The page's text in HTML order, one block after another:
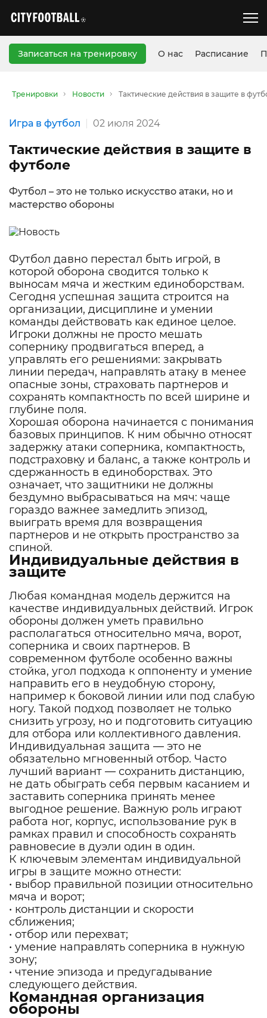
Записаться на тренировку О нас Расписание
Тренировки Новости Тактические действия в защите в
Игра в футбол 02 июля 2024
Тактические действия в защите в
футболе
Футбол – это не только искусство атаки, но и
мастерство обороны
Футбол давно перестал быть игрой, в
которой оборона сводится только к
выносам мяча и жестким единоборствам.
Сегодня успешная защита строится на
организации, дисциплине и умении
команды действовать как единое целое.
Игроки должны не просто мешать
сопернику продвигаться вперед, а
управлять его решениями: закрывать
линии передач, направлять атаку в менее
опасные зоны, страховать партнеров и
сохранять компактность по всей ширине и
глубине поля.
Хорошая оборона начинается с понимания
базовых принципов. К ним обычно относят
задержку атаки соперника, компактность,
подстраховку и баланс, а также контроль и
сдержанность в единоборствах. Это
означает, что защитники не должны
бездумно выбрасываться на мяч: чаще
гораздо важнее замедлить эпизод,
выиграть время для возвращения
партнеров и не открыть пространство за
спиной.
Индивидуальные действия в
защите
Любая командная модель держится на
качестве индивидуальных действий. Игрок
обороны должен уметь правильно
располагаться относительно мяча, ворот,
соперника и своих партнеров. В
современном футболе особенно важны
стойка, угол подхода к оппоненту и умение
направить его в неудобную сторону,
например к боковой линии или под слабую
ногу. Такой подход позволяет не только
снизить угрозу, но и подготовить ситуацию
для отбора или коллективного давления.
Индивидуальная защита — это не
обязательно мгновенный отбор. Часто
лучший вариант — сохранить дистанцию,
не дать обыграть себя первым касанием и
заставить соперника принять менее
выгодное решение. Важную роль играют
работа ног, корпус, использование рук в
рамках правил и способность сохранять
равновесие в дуэли один в один.
К ключевым элементам индивидуальной
игры в защите можно отнести:
• выбор правильной позиции относительно
мяча и ворот;
• контроль дистанции и скорости
сближения;
• отбор или перехват;
• умение направлять соперника в нужную
зону;
• чтение эпизода и предугадывание
следующего действия.
Командная организация
обороны